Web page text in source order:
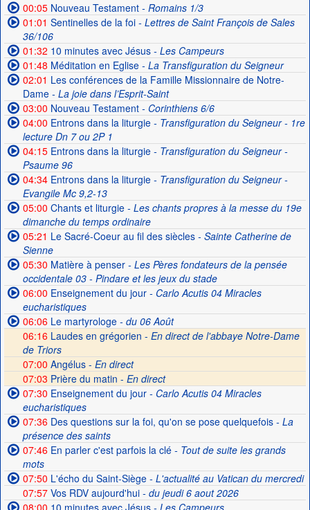
00:05Nouveau Testament- Romains 1/3
01:01 Sentinelles de la foi- Lettres de Saint François de Sales
36/106
01:32 10 minutes avec Jésus- Les Campeurs
01:48 Méditation en Eglise- La Transfiguration du Seigneur
02:01 Les conférences de la Famille Missionnaire de Notre-
Dame- La joie dans l’Esprit-Saint
03:00 Nouveau Testament- Corinthiens 6/6
04:00 Entrons dans la liturgie- Transfiguration du Seigneur - 1re
lecture Dn 7 ou 2P 1
04:15Entrons dans la liturgie- Transfiguration du Seigneur -
Psaume 96
04:34Entrons dans la liturgie- Transfiguration du Seigneur -
Evangile Mc 9,2-13
05:00 Chants et liturgie- Les chants propres à la messe du 19e
dimanche du temps ordinaire
05:21 Le Sacré-Coeur au fil des siècles- Sainte Catherine de
Sienne
05:30 Matière à penser- Les Pères fondateurs de la pensée
occidentale 03 - Pindare et les jeux du stade
06:00 Enseignement du jour- Carlo Acutis 04 Miracles
eucharistiques
06:06Le martyrologe- du 06 Août
06:16 Laudes en grégorien - En direct de l'abbaye Notre-Dame
de Triors
07:00 Angélus - En direct
07:03 Prière du matin - En direct
07:30 Enseignement du jour- Carlo Acutis 04 Miracles
eucharistiques
07:36Des questions sur la foi, qu'on se pose quelquefois- La
présence des saints
07:46En parler c'est parfois la clé- Tout de suite les grands
mots
07:50 L'écho du Saint-Siège- L'actualité au Vatican du mercredi
07:57Vos RDV aujourd'hui- du jeudi 6 aout 2026
08:00 10 minutes avec Jésus- Les Campeurs